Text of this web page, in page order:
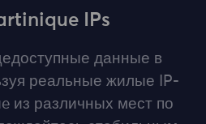
IPs
данные в
реальные жилые IP-
из различных мест по